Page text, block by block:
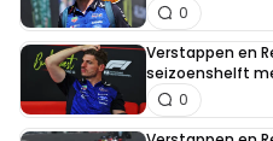
0
Verstappen en
seizoenshelft
0